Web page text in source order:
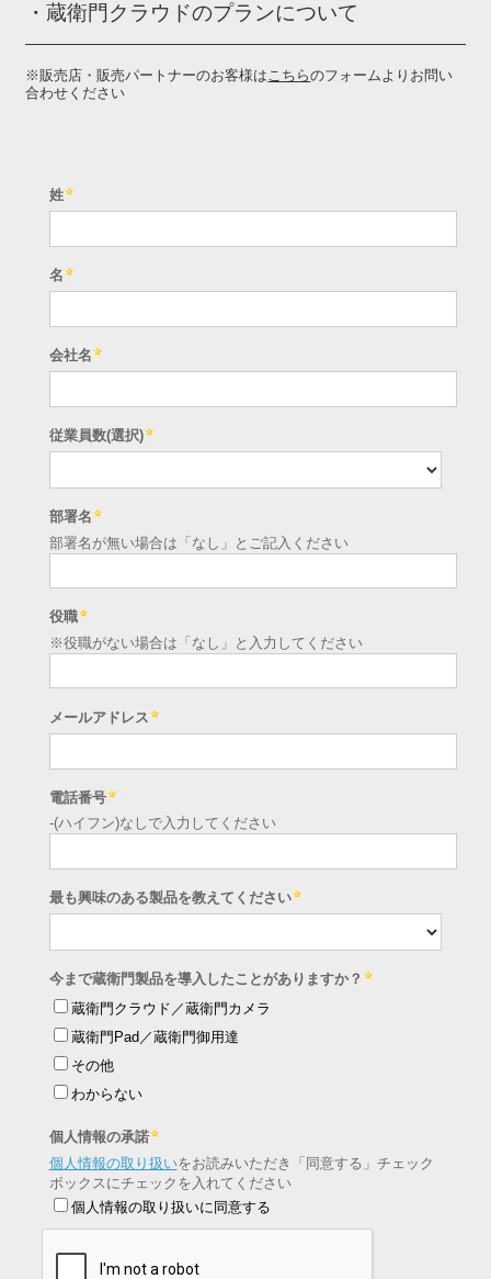
・蔵衛門クラウドのプランについて
※販売店・販売パートナーのお客様はこちらのフォームよりお問い
合わせください